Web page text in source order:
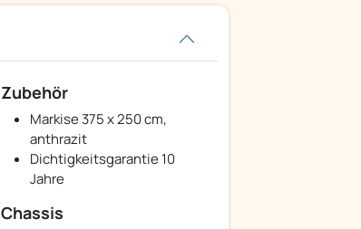
Zubehör
Markise 375 x 250 cm,
anthrazit
Dichtigkeitsgarantie 10
Jahre
Chassis